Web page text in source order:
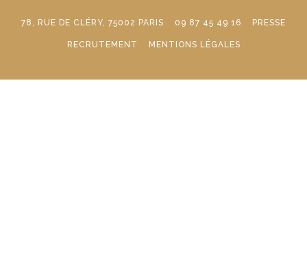
78, RUE DE CLÉRY, 75002 PARIS 09 87 45 49 16 PRESSE
RECRUTEMENT MENTIONS LÉGALES